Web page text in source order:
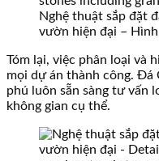
Nghệ thuật sắp đặt
vườn hiện đại –
Tóm lại, việc phân loại và
mọi dự án thành công. Đá
phú luôn sẵn sàng tư vấn
không gian cụ thể.